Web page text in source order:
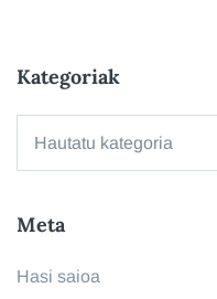
Kategoriak
Meta
Hasi saioa